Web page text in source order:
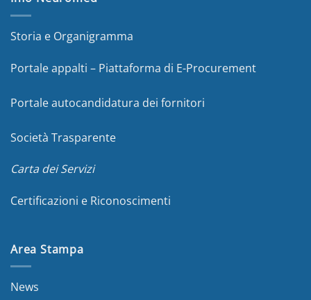
Storia e Organigramma
Portale appalti – Piattaforma di E-Procurement
Portale autocandidatura dei fornitori
Società Trasparente
Carta dei Servizi
Certificazioni e Riconoscimenti
Area Stampa
News